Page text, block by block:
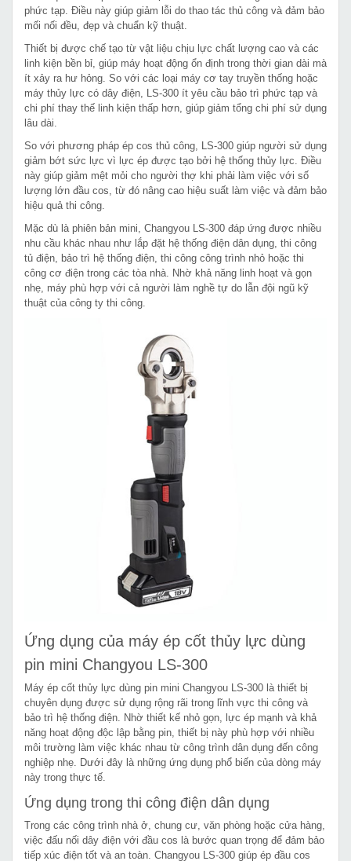
phức tạp. Điều này giúp giảm lỗi do thao tác thủ công và đảm bảo
mối nối đều, đẹp và chuẩn kỹ thuật.
Thiết bị được chế tạo từ vật liệu chịu lực chất lượng cao và các
linh kiện bền bỉ, giúp máy hoạt động ổn định trong thời gian dài mà
ít xảy ra hư hỏng. So với các loại máy cơ tay truyền thống hoặc
máy thủy lực có dây điện, LS-300 ít yêu cầu bảo trì phức tạp và
chi phí thay thế linh kiện thấp hơn, giúp giảm tổng chi phí sử dụng
lâu dài.
So với phương pháp ép cos thủ công, LS-300 giúp người sử dụng
giảm bớt sức lực vì lực ép được tạo bởi hệ thống thủy lực. Điều
này giúp giảm mệt mỏi cho người thợ khi phải làm việc với số
lượng lớn đầu cos, từ đó nâng cao hiệu suất làm việc và đảm bảo
hiệu quả thi công.
Mặc dù là phiên bản mini, Changyou LS-300 đáp ứng được nhiều
nhu cầu khác nhau như lắp đặt hệ thống điện dân dụng, thi công
tủ điện, bảo trì hệ thống điện, thi công công trình nhỏ hoặc thi
công cơ điện trong các tòa nhà. Nhờ khả năng linh hoạt và gọn
nhẹ, máy phù hợp với cả người làm nghề tự do lẫn đội ngũ kỹ
thuật của công ty thi công.
Ứng dụng của máy ép cốt thủy lực dùng
pin mini Changyou LS-300
Máy ép cốt thủy lực dùng pin mini Changyou LS-300 là thiết bị
chuyên dụng được sử dụng rộng rãi trong lĩnh vực thi công và
bảo trì hệ thống điện. Nhờ thiết kế nhỏ gọn, lực ép mạnh và khả
năng hoạt động độc lập bằng pin, thiết bị này phù hợp với nhiều
môi trường làm việc khác nhau từ công trình dân dụng đến công
nghiệp nhẹ. Dưới đây là những ứng dụng phổ biến của dòng máy
này trong thực tế.
Ứng dụng trong thi công điện dân dụng
Trong các công trình nhà ở, chung cư, văn phòng hoặc cửa hàng,
việc đấu nối dây điện với đầu cos là bước quan trọng để đảm bảo
tiếp xúc điện tốt và an toàn. Changyou LS-300 giúp ép đầu cos